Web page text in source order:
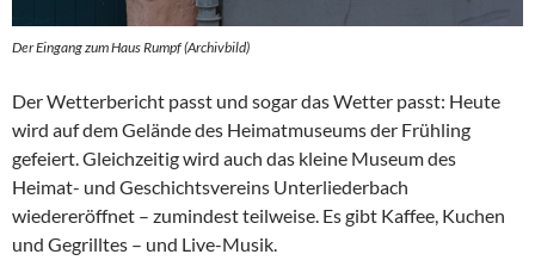
Der Eingang zum Haus Rumpf (Archivbild)
Der Wetterbericht passt und sogar das Wetter passt: Heute
wird auf dem Gelände des Heimatmuseums der Frühling
gefeiert. Gleichzeitig wird auch das kleine Museum des
Heimat- und Geschichtsvereins Unterliederbach
wiedereröffnet – zumindest teilweise. Es gibt Kaffee, Kuchen
und Gegrilltes – und Live-Musik.